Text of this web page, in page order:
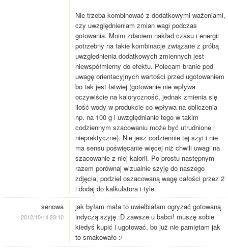
Nie trzeba kombinować z dodatkowymi ważeniami,
czy uwzględnieniam zmian wagi podczas
gotowania. Moim zdaniem nakład czasu i energii
potrzebny na takie kombinacje związane z próbą
uwzględnienia dodatkowych zmiennych jest
niewspółmierny do efektu. Polecam branie pod
uwagę orientacyjnych wartości przed ugotowaniem
bo tak jest łatwiej (gotowanie nie wpływa
oczywiście na kaloryczność, jednak zmienia się
ilość wody w produkcie co wpływa na obliczenia
np. na 100 g i uwzględnianie tego w takim
codziennym szacowaniu może być utrudnione i
niepraktyczne). Nie jesz codziennie tej szyi i nie
ma sensu poświęcanie więcej niż chwili uwagi na
szacowanie z niej kalorii. Po prostu następnym
razem porównaj wizualnie szyję do naszego
zdjęcia, podziel oszacowaną wagę całości przez 2
i dodaj do kalkulatora i tyle.
senowa
2012/10/14 23:10
jak byłam mała to uwielbiałam ogryzać gotowaną
indyczą szyję :D zawsze u babci! muszę sobie
kiedyś kupić i ugotować, bo już nie pamiętam jak
to smakowało :/